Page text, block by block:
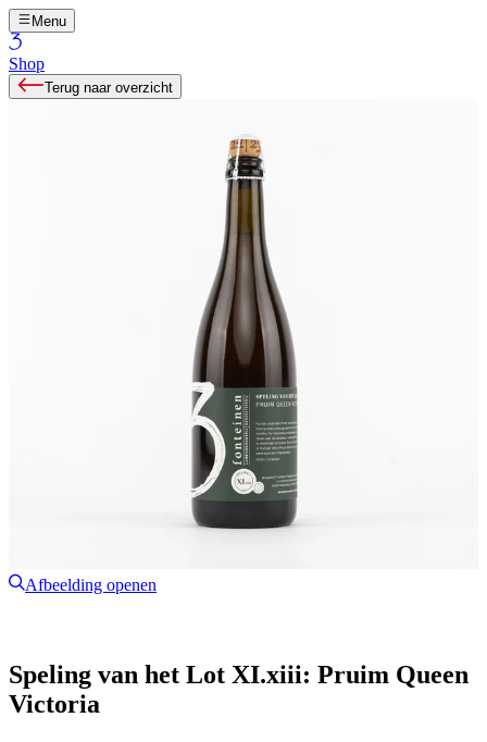
Menu
Shop
Terug naar overzicht
Afbeelding openen
Speling van het Lot XI.xiii: Pruim Queen
Victoria